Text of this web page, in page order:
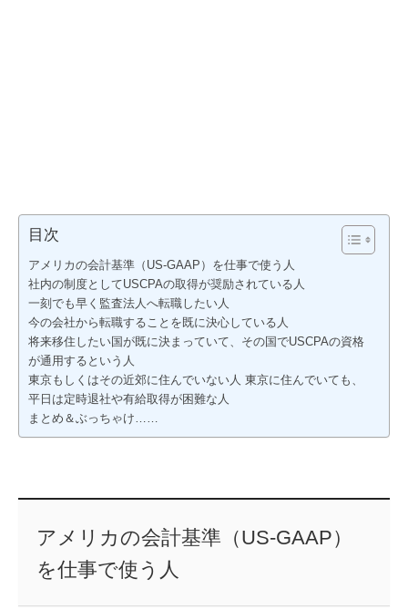
目次
アメリカの会計基準（US-GAAP）を仕事で使う人
社内の制度としてUSCPAの取得が奨励されている人
一刻でも早く監査法人へ転職したい人
今の会社から転職することを既に決心している人
将来移住したい国が既に決まっていて、その国でUSCPAの資格
が通用するという人
東京もしくはその近郊に住んでいない人 東京に住んでいても、
平日は定時退社や有給取得が困難な人
まとめ＆ぶっちゃけ……
アメリカの会計基準（US-GAAP）
を仕事で使う人